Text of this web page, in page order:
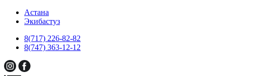
Астана
Экибастуз
8(717) 226-82-82
8(747) 363-12-12